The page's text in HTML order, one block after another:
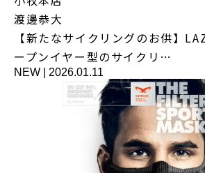
渡邊恭大
【新たなサイクリングのお供】
ープンイヤー型のサイクリ…
NEW 2026.01.11